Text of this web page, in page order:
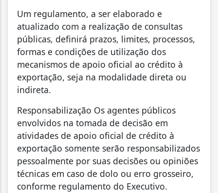
Um regulamento, a ser elaborado e
atualizado com a realização de consultas
públicas, definirá prazos, limites, processos,
formas e condições de utilização dos
mecanismos de apoio oficial ao crédito à
exportação, seja na modalidade direta ou
indireta.
Responsabilização Os agentes públicos
envolvidos na tomada de decisão em
atividades de apoio oficial de crédito à
exportação somente serão responsabilizados
pessoalmente por suas decisões ou opiniões
técnicas em caso de dolo ou erro grosseiro,
conforme regulamento do Executivo.